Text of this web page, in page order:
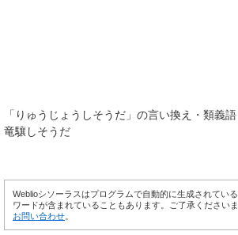
「 りゅうじょうしそうだ 」の言い換え・類義語
竜驤しそうだ
Weblioシソーラスはプログラムで自動的に生成されてい
ワードが含まれていることもあります。ご了承ください
お問い合わせ